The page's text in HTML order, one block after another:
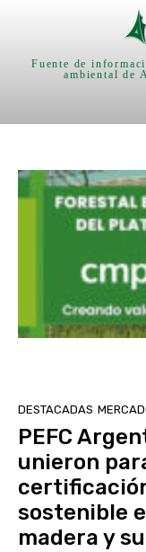
Fuente de
ambiental de
DESTACADAS
PEFC
unieron
sostenible
madera y